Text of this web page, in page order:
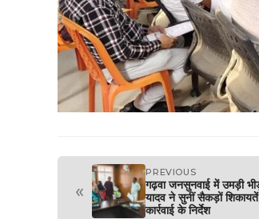
«
PREVIOUS
गढ़वा जनसुनवाई में उमड़ी
यादव ने सुनीं सैकड़ों
कार्रवाई के निर्देश